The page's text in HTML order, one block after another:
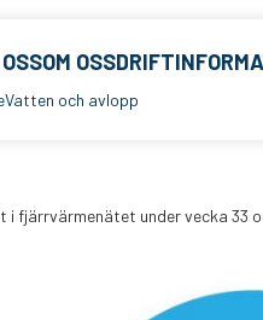
Vatten och avlopp
OM OSS
i fjärrvärmenätet under vecka 33